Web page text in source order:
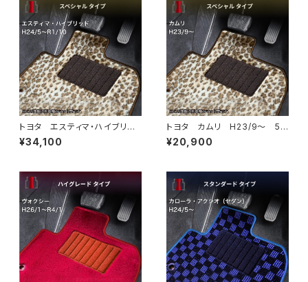
トヨタ エスティマ・ハイブリッ
ド H24/5〜R1/10（後期） 20
系 フロアマット一式 カーマッ
¥34,100
トヨタ カムリ H23/9〜 5
0/70系 フロアマット一式 カ
ーマット スペシャルタイプ
¥20,900